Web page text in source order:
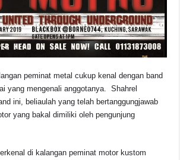
peminat metal cukup kenal dengan band
yang mengenali anggotanya. Shahrel
ini, beliaulah yang telah bertanggungjawab
yang bakal dimiliki oleh pengunjung
di kalangan peminat motor kustom